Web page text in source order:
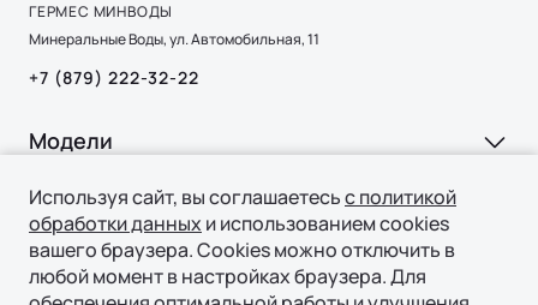
ГЕРМЕС МИНВОДЫ
Минеральные Воды, ул. Автомобильная, 11
+7 (879) 222-32-22
Модели
Ли Л6 | Li L6
Ли Л7 | Li L7
Ли Л9 | Li L9
Покупка
ВЫБОР И ПОКУПКА
Консультация
Владение
Используя сайт, вы соглашаетесьс политикой
обработки данных и использованием cookies
вашего браузера. Cookies можно отключить в
любой момент в настройках браузера. Для